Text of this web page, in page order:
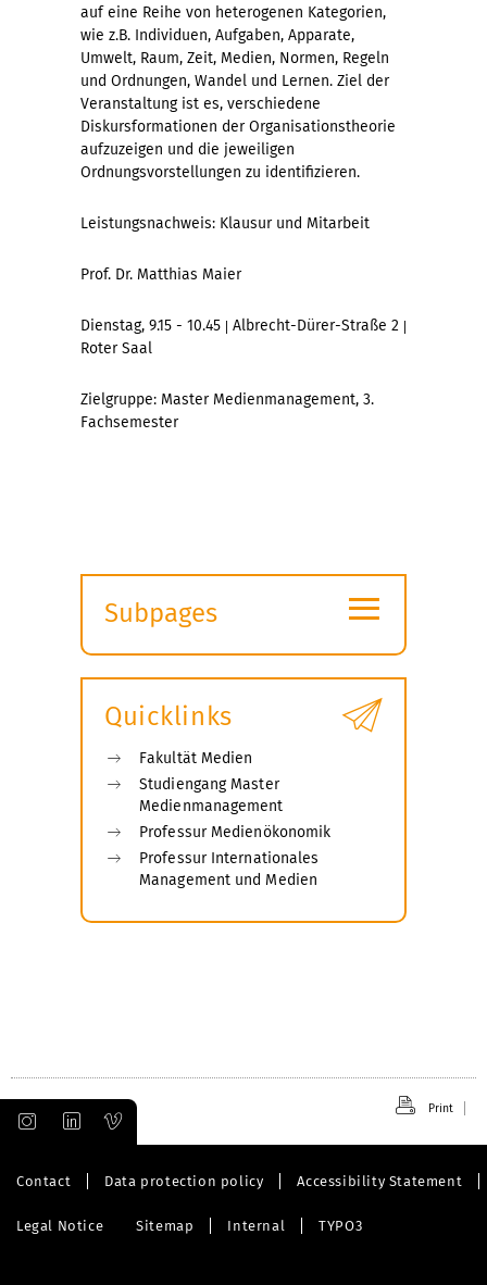
auf eine Reihe von heterogenen Kategorien,
wie z.B. Individuen, Aufgaben, Apparate,
Umwelt, Raum, Zeit, Medien, Normen, Regeln
und Ordnungen, Wandel und Lernen. Ziel der
Veranstaltung ist es, verschiedene
Diskursformationen der Organisationstheorie
aufzuzeigen und die jeweiligen
Ordnungsvorstellungen zu identifizieren.
Leistungsnachweis: Klausur und Mitarbeit
Prof. Dr. Matthias Maier
Dienstag, 9.15 - 10.45 | Albrecht-Dürer-Straße 2 |
Roter Saal
Zielgruppe: Master Medienmanagement, 3.
Fachsemester
Subpages
submenu
≡
Quicklinks
Fakultät Medien
Studiengang Master
Medienmanagement
Professur Medienökonomik
Professur Internationales
Management und Medien
Print
Contact Data protection policy Accessibility Statement
Legal Notice Sitemap Internal TYPO3